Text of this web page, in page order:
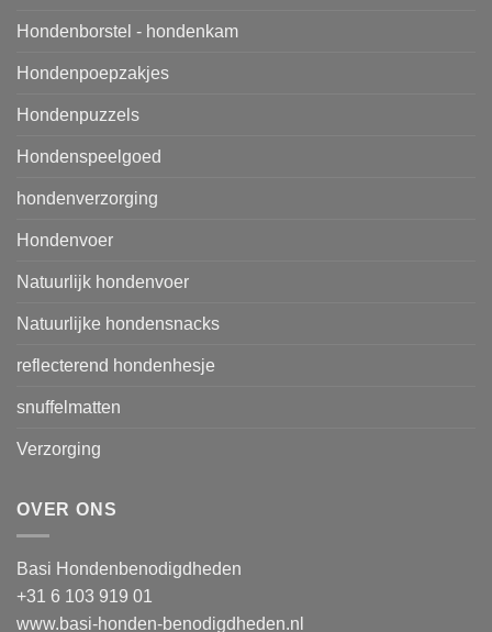
Hondenborstel - hondenkam
Hondenpoepzakjes
Hondenpuzzels
Hondenspeelgoed
hondenverzorging
Hondenvoer
Natuurlijk hondenvoer
Natuurlijke hondensnacks
reflecterend hondenhesje
snuffelmatten
Verzorging
OVER ONS
Basi Hondenbenodigdheden
+31 6 103 919 01
www.basi-honden-benodigdheden.nl